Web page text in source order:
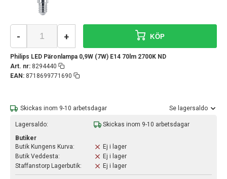
Philips LED Päronlampa 0,9W (7W) E14 70lm 2700K ND
Art. nr: 8294440
EAN: 8718699771690
- + KÖP
Skickas inom 9-10 arbetsdagar Se lagersaldo
Lagersaldo:
Skickas inom 9-10 arbetsdagar
Butiker
Butik Kungens Kurva:
Ej i lager
Butik Veddesta:
Ej i lager
Staffanstorp Lagerbutik:
Ej i lager